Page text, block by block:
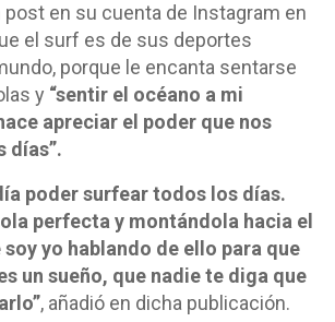
post en su cuenta de Instagram en
el surf es de sus deportes
porque le encanta sentarse
y “sentir el océano a mi
apreciar el poder que nos
días”.
poder surfear todos los días.
perfecta y montándola hacia el
yo hablando de ello para que
un sueño, que nadie te diga que
, añadió en dicha publicación.